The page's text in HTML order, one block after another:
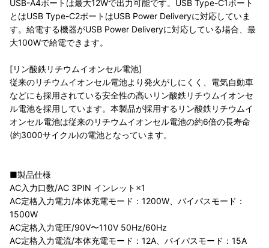
USB-A4ポートは最大12Wで出力可能です。USB Type-C1ポート
とはUSB Type-C2ポートはUSB Power Deliveryに対応していま
す。給電する機器がUSB Power Deliveryに対応している場合、最
大100Wで給電できます。
[リン酸鉄リチウムイオンセル電池]
従来のリチウムイオンセル電池より発火がしにくく、電気自動車
などにも採用されている安全性の高いリン酸鉄リチウムイオンセ
ル電池を採用しています。本製品が採用するリン酸鉄リチウムイ
オンセル電池は従来のリチウムイオンセル電池の約6倍の長寿命
(約3000サイクル)の電池となっています。
■製品仕様
AC入力口数/AC 3PIN インレット×1
AC定格入力電力/本体充電モード：1200W、バイパスモード：
1500W
AC定格入力電圧/90V〜110V 50Hz/60Hz
AC定格入力電流/本体充電モード：12A、バイパスモード：15A